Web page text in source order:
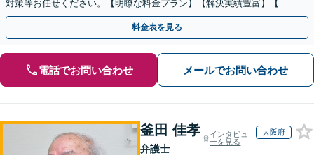
対策等お任せください。【明瞭な料金プラン】【解決実績豊富】【電
話相談可】
料金表を見る
電話でお問い合わせ メールでお問い合わせ
釜田 佳孝
弁護士
インタビュ
ーを見る
大阪府